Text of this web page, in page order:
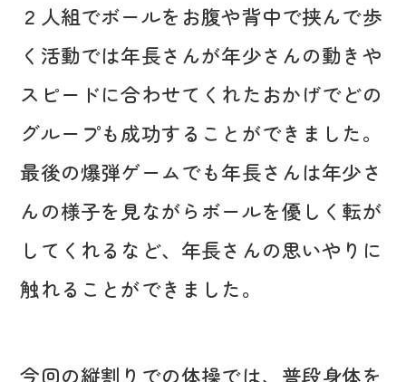
２人組でボールをお腹や背中で挟んで歩
く活動では年長さんが年少さんの動きや
スピードに合わせてくれたおかげでどの
グループも成功することができました。
最後の爆弾ゲームでも年長さんは年少さ
んの様子を見ながらボールを優しく転が
してくれるなど、年長さんの思いやりに
触れることができました。
今回の縦割りでの体操では、普段身体を